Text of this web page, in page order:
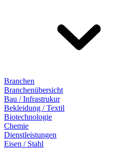
Branchen
Branchenübersicht
Bau / Infrastrukur
Bekleidung / Textil
Biotechnologie
Chemie
Dienstleistungen
Eisen / Stahl